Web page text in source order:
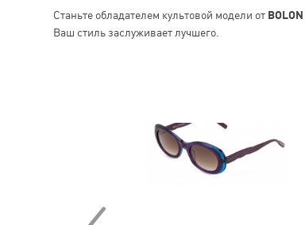
Станьте обладателем культовой модели от BOLON
Ваш стиль заслуживает лучшего.